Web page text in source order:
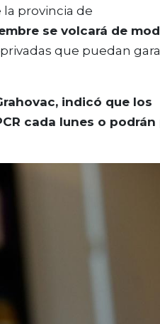
provincia de
se volcará de
que puedan
indicó que los
cada lunes o podrán